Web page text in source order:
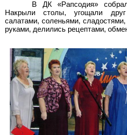
В ДК «Рапсодия»
Накрыли столы, угощали
салатами, соленьями,
руками, делились рецептами,